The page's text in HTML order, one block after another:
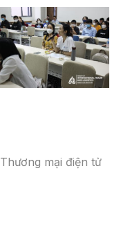
Thương mại điện tử